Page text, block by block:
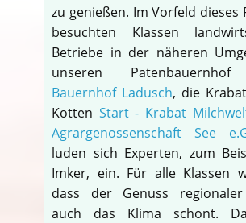
zu genießen. Im Vorfeld dieses
besuchten Klassen
Betriebe in der näheren
unseren Patenbauernhof
Bauernhof Ladusch, die
Kotten Start - Krabat
Agrargenossenschaft See
luden sich Experten, zum
Imker, ein. Für alle Klassen
dass der Genuss
auch das Klima schont.